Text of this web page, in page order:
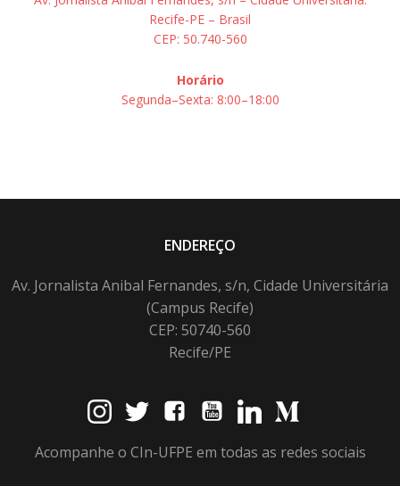
Recife-PE – Brasil
CEP: 50.740-560
Horário
Segunda–Sexta: 8:00–18:00
ENDEREÇO
Av. Jornalista Anibal Fernandes, s/n, Cidade Universitária
(Campus Recife)
CEP: 50740-560
Recife/PE
Acompanhe o CIn-UFPE em todas as redes sociais